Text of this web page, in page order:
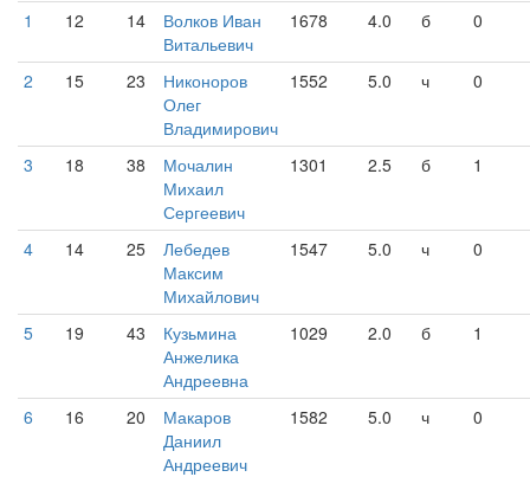
1 12 14
Волков Иван
Витальевич
1678 4.0 б 0
2 15 23
Никоноров
Олег
Владимирович
1552 5.0 ч 0
3 18 38
Мочалин
Михаил
Сергеевич
1301 2.5 б 1
4 14 25
Лебедев
Максим
Михайлович
1547 5.0 ч 0
5 19 43
Кузьмина
Анжелика
Андреевна
1029 2.0 б 1
6 16 20
Макаров
Даниил
Андреевич
1582 5.0 ч 0